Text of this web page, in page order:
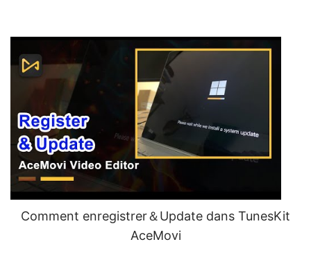
Comment enregistrer＆Update dans TunesKit
AceMovi